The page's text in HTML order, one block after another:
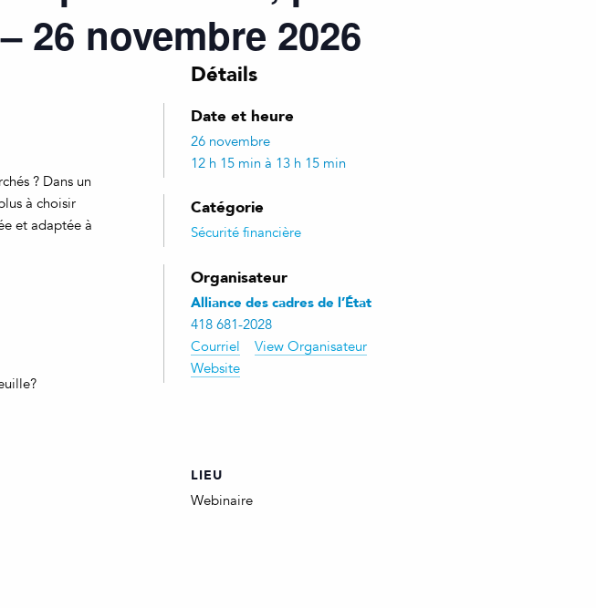
26 novembre 2026
Détails
Date et heure
26 novembre
12 h 15 min à 13 h 15 min
Catégorie
Sécurité financière
Organisateur
Alliance des cadres de l’État
418 681-2028
Courriel
View Organisateur
Website
LIEU
Webinaire
? Dans un
à choisir
et adaptée à